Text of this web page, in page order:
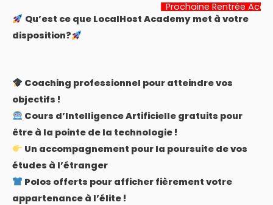
Prochaine Rentrée Académique:
Qu’est ce que LocalHost Academy met à votre
disposition?
Coaching professionnel pour atteindre vos
objectifs !
Cours d’Intelligence Artificielle gratuits pour
être à la pointe de la technologie !
Un accompagnement pour la poursuite de vos
études à l’étranger
Polos offerts pour afficher fièrement votre
appartenance à l’élite !